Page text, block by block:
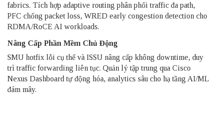
fabrics. Tích hợp adaptive routing phân phối traffic đa path,
PFC chống packet loss, WRED early congestion detection cho
RDMA/RoCE AI workloads.
Nâng Cấp Phần Mềm Chủ Động
SMU hotfix lỗi cụ thể và ISSU nâng cấp không downtime, duy
trì traffic forwarding liên tục. Quản lý tập trung qua Cisco
Nexus Dashboard tự động hóa, analytics sâu cho hạ tầng AI/ML
đám mây.